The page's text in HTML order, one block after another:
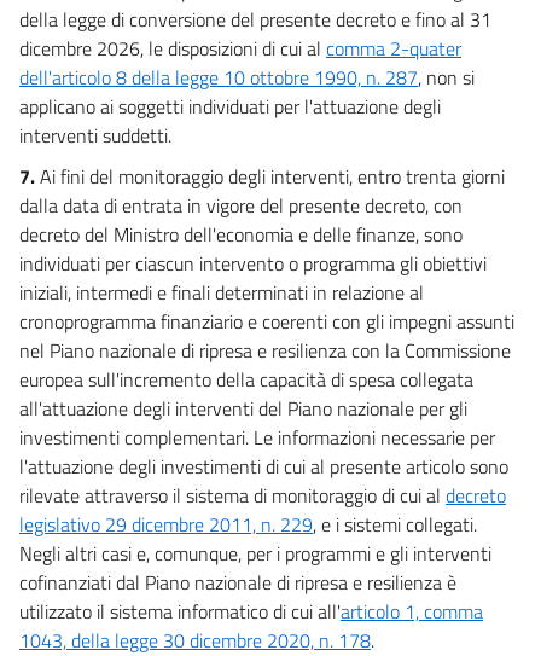
della legge di conversione del presente decreto e fino al 31
dicembre 2026, le disposizioni di cui al comma 2-quater
dell'articolo 8 della legge 10 ottobre 1990, n. 287, non si
applicano ai soggetti individuati per l'attuazione degli
interventi suddetti.
7.Ai fini del monitoraggio degli interventi, entro trenta giorni
dalla data di entrata in vigore del presente decreto, con
decreto del Ministro dell'economia e delle finanze, sono
individuati per ciascun intervento o programma gli obiettivi
iniziali, intermedi e finali determinati in relazione al
cronoprogramma finanziario e coerenti con gli impegni assunti
nel Piano nazionale di ripresa e resilienza con la Commissione
europea sull'incremento della capacità di spesa collegata
all'attuazione degli interventi del Piano nazionale per gli
investimenti complementari. Le informazioni necessarie per
l'attuazione degli investimenti di cui al presente articolo sono
rilevate attraverso il sistema di monitoraggio di cui al decreto
legislativo 29 dicembre 2011, n. 229, e i sistemi collegati.
Negli altri casi e, comunque, per i programmi e gli interventi
cofinanziati dal Piano nazionale di ripresa e resilienza è
utilizzato il sistema informatico di cui all'articolo 1, comma
1043, della legge 30 dicembre 2020, n. 178.